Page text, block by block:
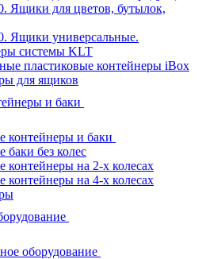
Ящики для цветов, бутылок,
Ящики универсальные.
системы KLT
пластиковые контейнеры iBox
для ящиков
и баки
контейнеры и баки
без колес
контейнеры на 2-х колесах
контейнеры на 4-х колесах
оборудование